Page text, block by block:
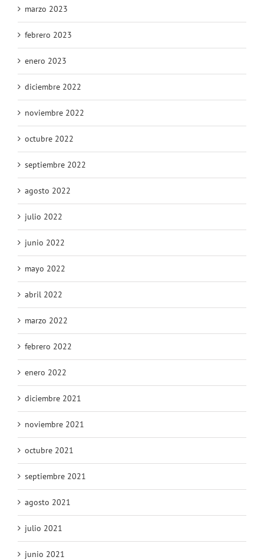
marzo 2023
febrero 2023
enero 2023
diciembre 2022
noviembre 2022
octubre 2022
septiembre 2022
agosto 2022
julio 2022
junio 2022
mayo 2022
abril 2022
marzo 2022
febrero 2022
enero 2022
diciembre 2021
noviembre 2021
octubre 2021
septiembre 2021
agosto 2021
julio 2021
junio 2021